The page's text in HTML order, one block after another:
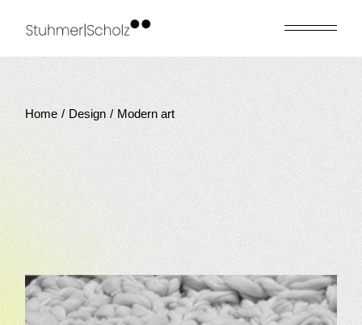
Home Design Modern art